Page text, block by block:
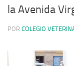
la Avenida
POR COLEGIO